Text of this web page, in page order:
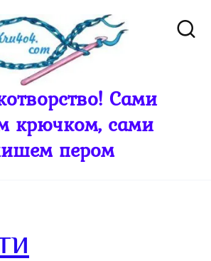
Сами
крючком, сами
пером